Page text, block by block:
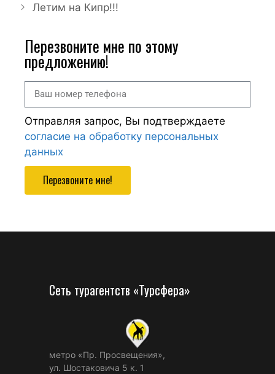
Летим на Кипр!!!
Перезвоните мне по этому
предложению!
Отправляя запрос, Вы подтверждаете
согласие на обработку персональных
данных
Перезвоните мне!
Сеть турагентств «Турсфера»
метро «Пр. Просвещения»,
ул. Шостаковича 5 к. 1